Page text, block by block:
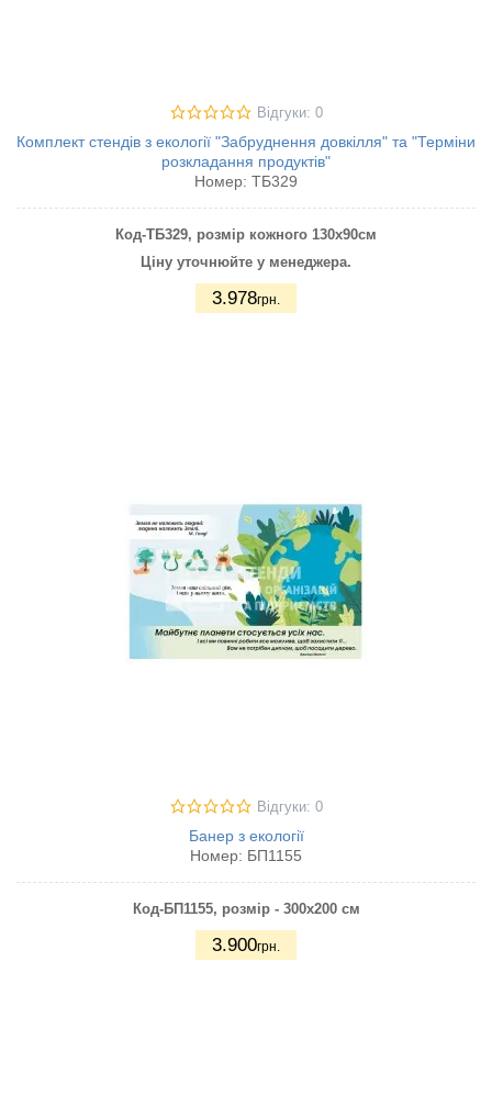
Відгуки: 0
Комплект стендів з екології "Забруднення довкілля" та "Терміни
розкладання продуктів"
Номер: ТБ329
Код-ТБ329, розмір кожного 130х90см
Ціну уточнюйте у менеджера.
3.978грн.
Відгуки: 0
Банер з екології
Номер: БП1155
Код-БП1155, розмір - 300х200 см
3.900грн.